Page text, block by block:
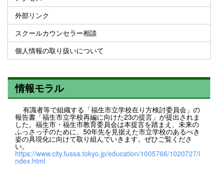
外部リンク
スクールカウンセラー相談
個人情報の取り扱いについて
情報モラル
有識者等で組織する「福生市立学校在り方検討委員会」の
報告書「福生市立学校再編に向けた23の提言」が提出されま
した。福生市・福生市教育委員会は本提言を踏まえ、未来の
ふっさっ子のために、50年先を見据えた市立学校のあるべき
姿の具現化に向けて取り組んでいきます。ぜひご覧くださ
い。
https://www.city.fussa.tokyo.jp/education/1005766/1020727/i
ndex.html